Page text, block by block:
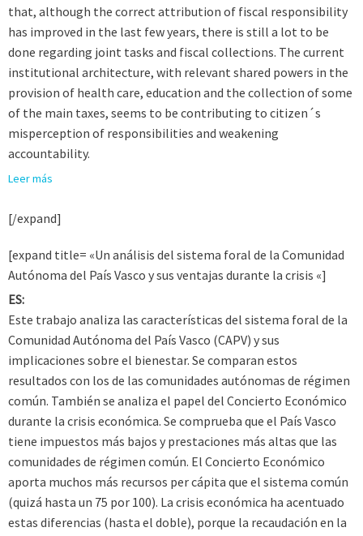
that, although the correct attribution of fiscal responsibility
has improved in the last few years, there is still a lot to be
done regarding joint tasks and fiscal collections. The current
institutional architecture, with relevant shared powers in the
provision of health care, education and the collection of some
of the main taxes, seems to be contributing to citizen´s
misperception of responsibilities and weakening
accountability.
Leer más
[/expand]
[expand title= «Un análisis del sistema foral de la Comunidad
Autónoma del País Vasco y sus ventajas durante la crisis «]
ES:
Este trabajo analiza las características del sistema foral de la
Comunidad Autónoma del País Vasco (CAPV) y sus
implicaciones sobre el bienestar. Se comparan estos
resultados con los de las comunidades autónomas de régimen
común. También se analiza el papel del Concierto Económico
durante la crisis económica. Se comprueba que el País Vasco
tiene impuestos más bajos y prestaciones más altas que las
comunidades de régimen común. El Concierto Económico
aporta muchos más recursos per cápita que el sistema común
(quizá hasta un 75 por 100). La crisis económica ha acentuado
estas diferencias (hasta el doble), porque la recaudación en la